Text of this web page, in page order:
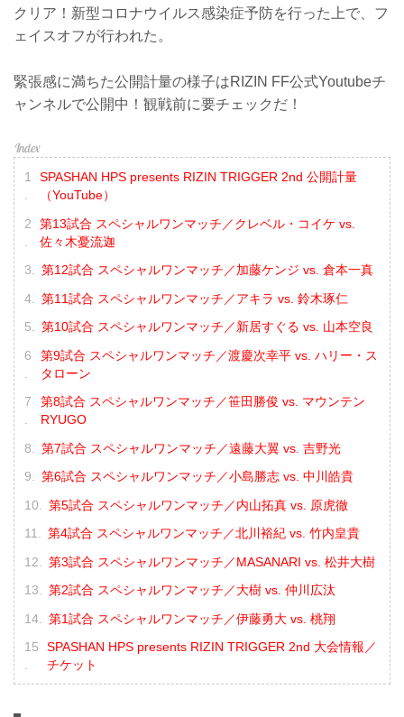
クリア！新型コロナウイルス感染症予防を行った上で、フ
ェイスオフが行われた。
緊張感に満ちた公開計量の様子はRIZIN FF公式Youtubeチ
ャンネルで公開中！観戦前に要チェックだ！
SPASHAN HPS presents RIZIN TRIGGER 2nd 公開計量
（YouTube）
第13試合 スペシャルワンマッチ／クレベル・コイケ vs.
佐々木憂流迦
第12試合 スペシャルワンマッチ／加藤ケンジ vs. 倉本一真
第11試合 スペシャルワンマッチ／アキラ vs. 鈴木琢仁
第10試合 スペシャルワンマッチ／新居すぐる vs. 山本空良
第9試合 スペシャルワンマッチ／渡慶次幸平 vs. ハリー・ス
タローン
第8試合 スペシャルワンマッチ／笹田勝俊 vs. マウンテン
RYUGO
第7試合 スペシャルワンマッチ／遠藤大翼 vs. 吉野光
第6試合 スペシャルワンマッチ／小島勝志 vs. 中川皓貴
第5試合 スペシャルワンマッチ／内山拓真 vs. 原虎徹
第4試合 スペシャルワンマッチ／北川裕紀 vs. 竹内皇貴
第3試合 スペシャルワンマッチ／MASANARI vs. 松井大樹
第2試合 スペシャルワンマッチ／大樹 vs. 仲川広汰
第1試合 スペシャルワンマッチ／伊藤勇大 vs. 桃翔
SPASHAN HPS presents RIZIN TRIGGER 2nd 大会情報／
チケット